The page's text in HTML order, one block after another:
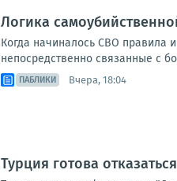
Логика
Когда начиналось СВО правила
непосредственно связанные с
ПАБЛИКИ Вчера, 18:04
Турция готова